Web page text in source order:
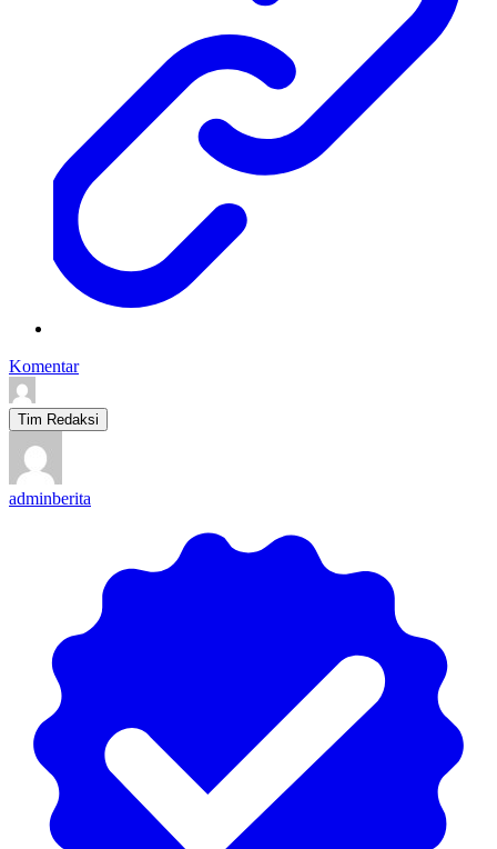
Komentar
Tim Redaksi
adminberita